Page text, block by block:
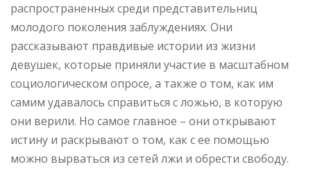
распространенных среди представительниц
молодого поколения заблуждениях. Они
рассказывают правдивые истории из жизни
девушек, которые приняли участие в масштабном
социологическом опросе, а также о том, как им
самим удавалось справиться с ложью, в которую
они верили. Но самое главное – они открывают
истину и раскрывают о том, как с ее помощью
можно вырваться из сетей лжи и обрести свободу.